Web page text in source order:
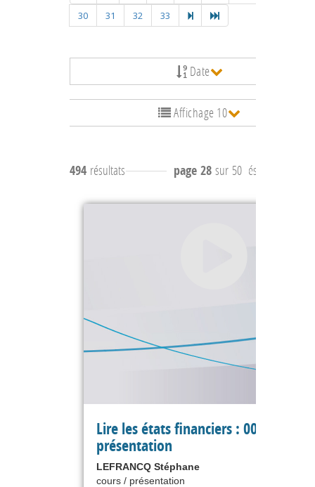
30
31 32 33
Date
Affichage 10
494 résultats page 28 sur 50 résultats
Lire les états financiers : 00
présentation
LEFRANCQ Stéphane
cours / présentation